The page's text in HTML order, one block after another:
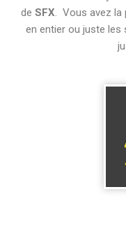
de SFX. Vous avez la
en entier ou juste les